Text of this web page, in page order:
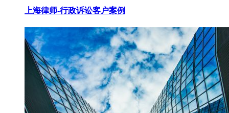
上海律师-行政诉讼客户案例